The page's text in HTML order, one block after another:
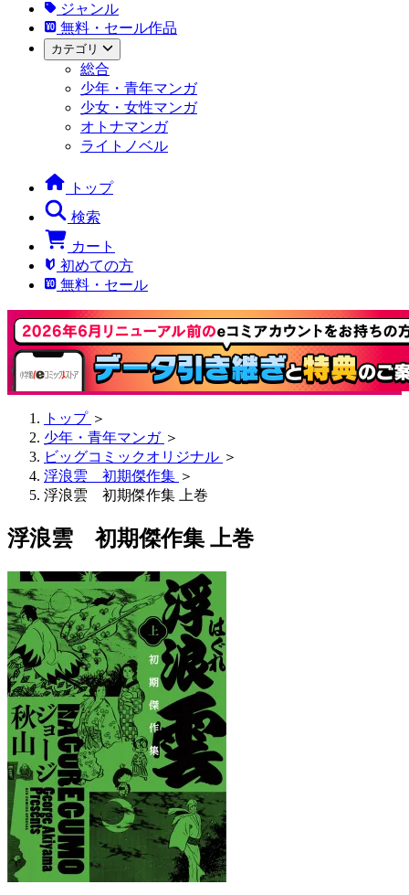
ジャンル
無料・セール作品
カテゴリ
総合
少年・青年マンガ
少女・女性マンガ
オトナマンガ
ライトノベル
トップ
検索
カート
初めての方
無料・セール
トップ ＞
少年・青年マンガ ＞
ビッグコミックオリジナル ＞
浮浪雲 初期傑作集 ＞
浮浪雲 初期傑作集 上巻
浮浪雲 初期傑作集 上巻